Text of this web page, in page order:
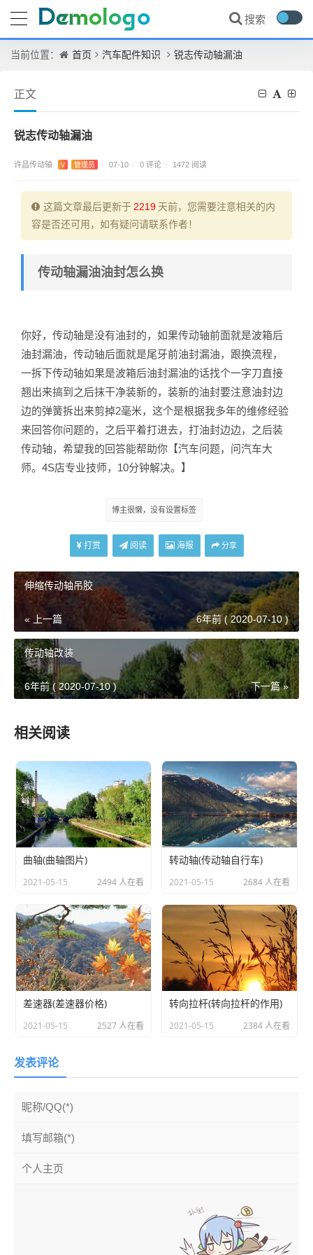
当前位置： 首页 汽车配件知识 锐志传动轴漏油
正文
锐志传动轴漏油
许昌传动轴 V 管理员 / 07-10 / 0 评论 / 1472 阅读
这篇文章最后更新于 2219 天前，您需要注意相关的内
容是否还可用，如有疑问请联系作者！
传动轴漏油油封怎么换
你好，传动轴是没有油封的，如果传动轴前面就是波箱后
油封漏油，传动轴后面就是尾牙前油封漏油，跟换流程，
一拆下传动轴如果是波箱后油封漏油的话找个一字刀直接
翘出来搞到之后抹干净装新的，装新的油封要注意油封边
边的弹簧拆出来剪掉2毫米，这个是根据我多年的维修经验
来回答你问题的，之后平着打进去，打油封边边，之后装
传动轴，希望我的回答能帮助你【汽车问题，问汽车大
师。4S店专业技师，10分钟解决。】
博主很懒，没有设置标签
打赏 阅读 海报 分享
伸缩传动轴吊胶
« 上一篇 6年前 ( 2020-07-10 )
传动轴改装
下一篇 »
6年前 ( 2020-07-10 )
相关阅读
曲轴(曲轴图片)
2021-05-15 2494 人在看
转动轴(传动轴自行车)
2021-05-15 2684 人在看
差速器(差速器价格)
2021-05-15 2527 人在看
转向拉杆(转向拉杆的作用)
2021-05-15 2384 人在看
发表评论